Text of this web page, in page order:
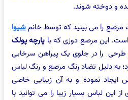
و دوخته شوند.
مرصع را می بینید که توسط خانمشیوا
این مرصع دوزی که با پارچه پولک
را در جلوی یک پیراهن سرخابی
به دلیل تضاد رنگ مرصع و رنگ لباس
ایجاد نموده و به آن زیبایی خاصی
این لباس بسیار زیبا را می توانید با